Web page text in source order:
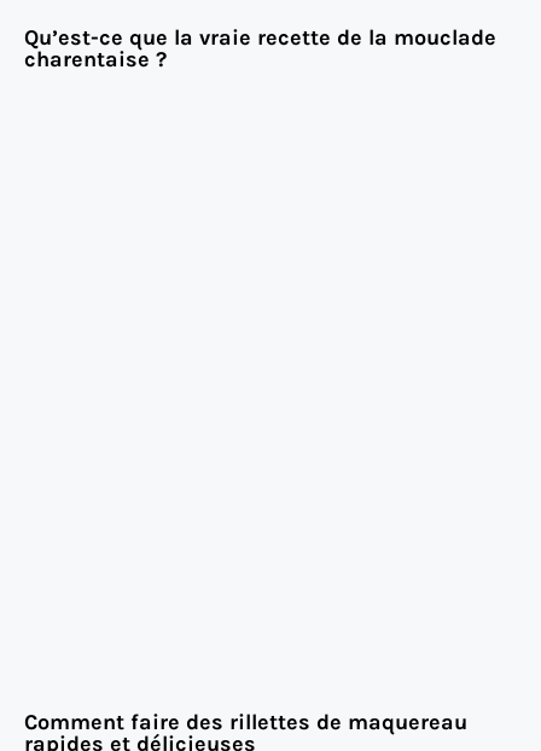
Qu’est-ce que la vraie recette de la mouclade
charentaise ?
Comment faire des rillettes de maquereau
rapides et délicieuses